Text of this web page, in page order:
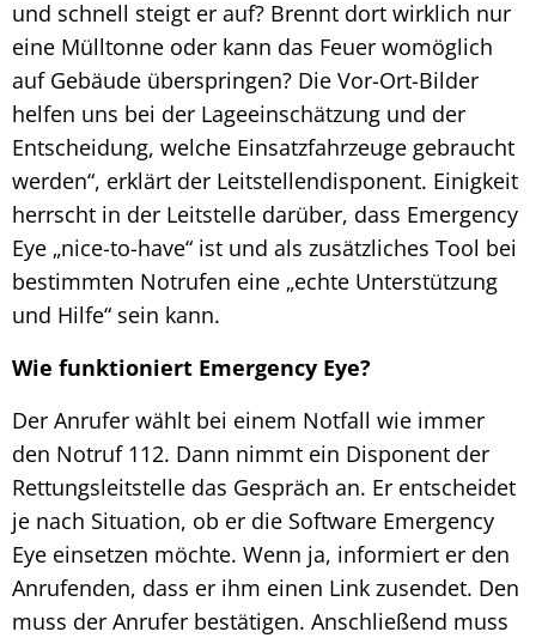
und schnell steigt er auf? Brennt dort wirklich nur
eine Mülltonne oder kann das Feuer womöglich
auf Gebäude überspringen? Die Vor-Ort-Bilder
helfen uns bei der Lageeinschätzung und der
Entscheidung, welche Einsatzfahrzeuge gebraucht
werden“, erklärt der Leitstellendisponent. Einigkeit
herrscht in der Leitstelle darüber, dass Emergency
Eye „nice-to-have“ ist und als zusätzliches Tool bei
bestimmten Notrufen eine „echte Unterstützung
und Hilfe“ sein kann.
Wie funktioniert Emergency Eye?
Der Anrufer wählt bei einem Notfall wie immer
den Notruf 112. Dann nimmt ein Disponent der
Rettungsleitstelle das Gespräch an. Er entscheidet
je nach Situation, ob er die Software Emergency
Eye einsetzen möchte. Wenn ja, informiert er den
Anrufenden, dass er ihm einen Link zusendet. Den
muss der Anrufer bestätigen. Anschließend muss